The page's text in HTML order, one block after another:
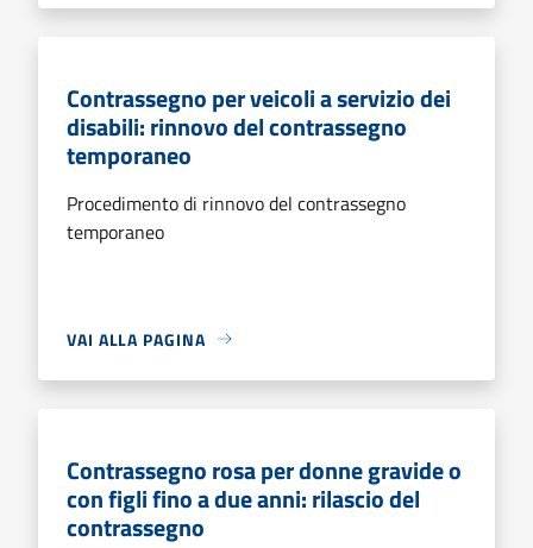
Contrassegno per veicoli a servizio dei
disabili: rinnovo del contrassegno
temporaneo
Procedimento di rinnovo del contrassegno
temporaneo
VAI ALLA PAGINA
Contrassegno rosa per donne gravide o
con figli fino a due anni: rilascio del
contrassegno